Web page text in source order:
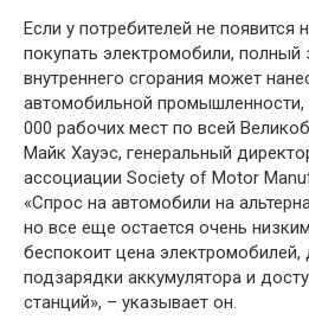
Если у потребителей не появится
покупать электромобили, полный
внутреннего сгорания может
автомобильной
000 рабочих мест по всей
Майк Хауэс, генеральный
ассоциации Society of Motor
«Спрос на автомобили на
но все еще остается очень
беспокоит цена
подзарядки аккумулятора и
станций», – указывает он.